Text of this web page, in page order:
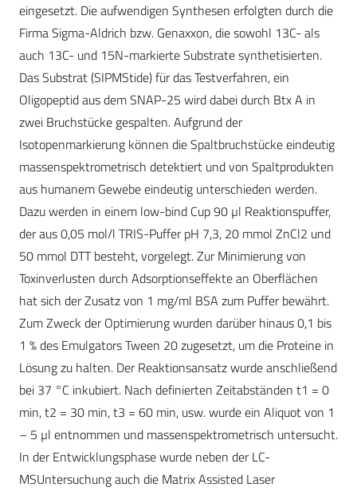
eingesetzt. Die aufwendigen Synthesen erfolgten durch die
Firma Sigma-Aldrich bzw. Genaxxon, die sowohl 13C- als
auch 13C- und 15N-markierte Substrate synthetisierten.
Das Substrat (SIPMStide) für das Testverfahren, ein
Oligopeptid aus dem SNAP-25 wird dabei durch Btx A in
zwei Bruchstücke gespalten. Aufgrund der
Isotopenmarkierung können die Spaltbruchstücke eindeutig
massenspektrometrisch detektiert und von Spaltprodukten
aus humanem Gewebe eindeutig unterschieden werden.
Dazu werden in einem low-bind Cup 90 µl Reaktionspuffer,
der aus 0,05 mol/l TRIS-Puffer pH 7,3, 20 mmol ZnCl2 und
50 mmol DTT besteht, vorgelegt. Zur Minimierung von
Toxinverlusten durch Adsorptionseffekte an Oberflächen
hat sich der Zusatz von 1 mg/ml BSA zum Puffer bewährt.
Zum Zweck der Optimierung wurden darüber hinaus 0,1 bis
1 % des Emulgators Tween 20 zugesetzt, um die Proteine in
Lösung zu halten. Der Reaktionsansatz wurde anschließend
bei 37 °C inkubiert. Nach definierten Zeitabständen t1 = 0
min, t2 = 30 min, t3 = 60 min, usw. wurde ein Aliquot von 1
– 5 µl entnommen und massenspektrometrisch untersucht.
In der Entwicklungsphase wurde neben der LC-
MSUntersuchung auch die Matrix Assisted Laser